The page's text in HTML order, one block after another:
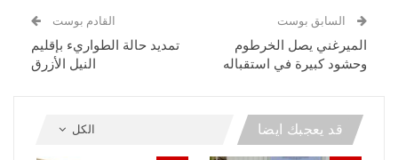
السابق بوست
الميرغني يصل الخرطوم
وحشود كبيرة في استقباله
القادم بوست
تمديد حالة الطواريء بإقليم
النيل الأزرق
الكل قد يعجبك ايضا